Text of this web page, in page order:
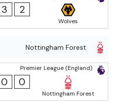
3 2
Wolves
Nottingham Forest
Premier League (England)
0 0
Nottingham Forest